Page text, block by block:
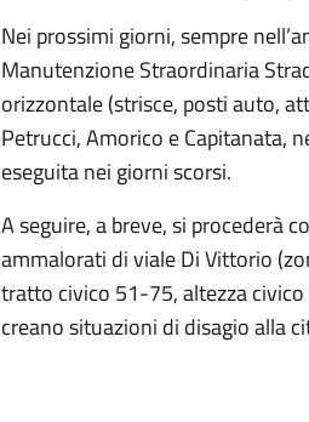
Nei prossimi giorni, sempre
Manutenzione Straordinaria
orizzontale (strisce, posti auto,
Petrucci, Amorico e Capitanata,
eseguita nei giorni scorsi.
A seguire, a breve, si procederà
ammalorati di viale Di Vittorio
tratto civico 51-75, altezza
creano situazioni di disagio alla